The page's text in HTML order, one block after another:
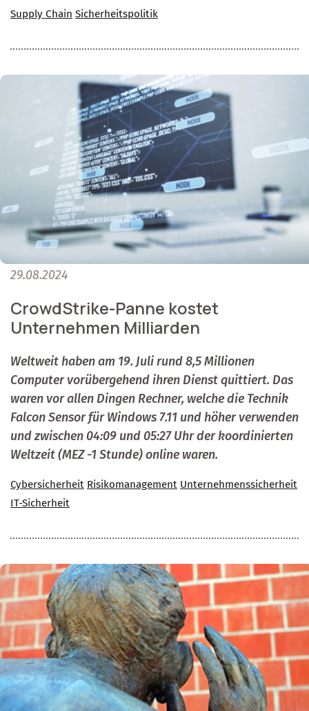
Supply Chain Sicherheitspolitik
29.08.2024
CrowdStrike-Panne kostet
Unternehmen Milliarden
Weltweit haben am 19. Juli rund 8,5 Millionen
Computer vorübergehend ihren Dienst quittiert. Das
waren vor allen Dingen Rechner, welche die Technik
Falcon Sensor für Windows 7.11 und höher verwenden
und zwischen 04:09 und 05:27 Uhr der koordinierten
Weltzeit (MEZ -1 Stunde) online waren.
Cybersicherheit Risikomanagement Unternehmenssicherheit
IT-Sicherheit